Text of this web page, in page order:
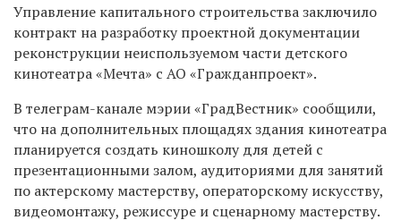
Управление капитального строительства заключило
контракт на разработку проектной документации
реконструкции неиспользуемом части детского
кинотеатра «Мечта» с АО «Гражданпроект».
В телеграм-канале мэрии «ГрадВестник» сообщили,
что на дополнительных площадях здания кинотеатра
планируется создать киношколу для детей с
презентационными залом, аудиториями для занятий
по актерскому мастерству, операторскому искусству,
видеомонтажу, режиссуре и сценарному мастерству.